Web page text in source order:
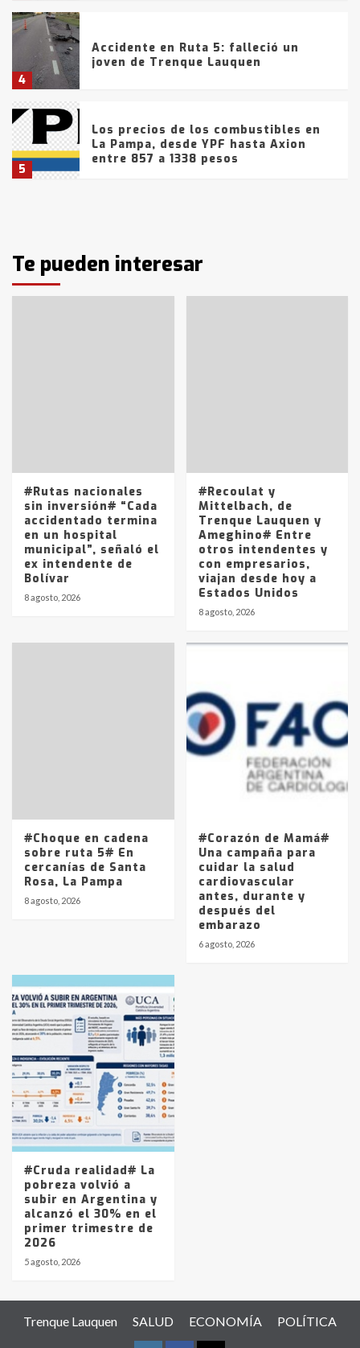
4
Accidente en Ruta 5: falleció un
joven de Trenque Lauquen
5
Los precios de los combustibles en
La Pampa, desde YPF hasta Axion
entre 857 a 1338 pesos
6
de la provincia
T.Lauquen: tres jóvenes que
2
14 allanamientos con Gendarmería
en T.Lauquen, Pehuajó y Carlos
Casares
Identidad de los adolescentes
pampeanos que fueron
protagonistas del fatal accidente
en la mañana del lunes
Los precios de los combustibles en
La Pampa, desde YPF hasta Axion
Te pueden interesar
#Rutas nacionales
sin inversión# “Cada
accidentado termina
en un hospital
municipal”, señaló el
ex intendente de
Bolívar
8 agosto, 2026
#Recoulat y
Mittelbach, de
Trenque Lauquen y
Ameghino# Entre
otros intendentes y
con empresarios,
viajan desde hoy a
Estados Unidos
8 agosto, 2026
#Choque en cadena
sobre ruta 5# En
cercanías de Santa
Rosa, La Pampa
8 agosto, 2026
#Corazón de Mamá#
Una campaña para
cuidar la salud
cardiovascular
antes, durante y
después del
embarazo
6 agosto, 2026
#Cruda realidad# La
pobreza volvió a
subir en Argentina y
alcanzó el 30% en el
primer trimestre de
2026
5 agosto, 2026
Trenque Lauquen SALUD ECONOMÍA POLÍTICA